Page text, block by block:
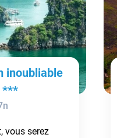
inoubliable
***
n
vous serez